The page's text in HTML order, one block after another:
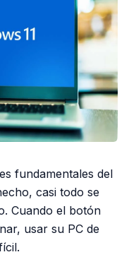
fundamentales del
casi todo se
Cuando el botón
usar su PC de